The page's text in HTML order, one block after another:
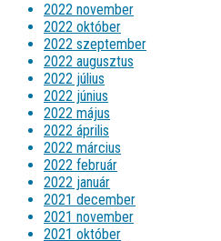
2022 november
2022 október
2022 szeptember
2022 augusztus
2022 július
2022 június
2022 május
2022 április
2022 március
2022 február
2022 január
2021 december
2021 november
2021 október